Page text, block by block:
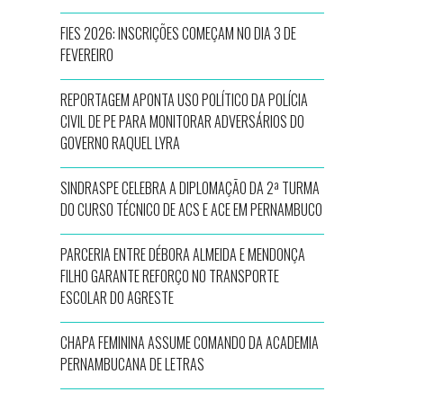
FIES 2026: INSCRIÇÕES COMEÇAM NO DIA 3 DE
FEVEREIRO
REPORTAGEM APONTA USO POLÍTICO DA POLÍCIA
CIVIL DE PE PARA MONITORAR ADVERSÁRIOS DO
GOVERNO RAQUEL LYRA
SINDRASPE CELEBRA A DIPLOMAÇÃO DA 2ª TURMA
DO CURSO TÉCNICO DE ACS E ACE EM PERNAMBUCO
PARCERIA ENTRE DÉBORA ALMEIDA E MENDONÇA
FILHO GARANTE REFORÇO NO TRANSPORTE
ESCOLAR DO AGRESTE
CHAPA FEMININA ASSUME COMANDO DA ACADEMIA
PERNAMBUCANA DE LETRAS